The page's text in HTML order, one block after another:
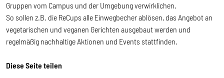
Gruppen vom Campus und der Umgebung verwirklichen.
So sollen z.B. die ReCups alle Einwegbecher ablösen, das Angebot an
vegetarischen und veganen Gerichten ausgebaut werden und
regelmäßig nachhaltige Aktionen und Events stattfinden.
Diese Seite teilen